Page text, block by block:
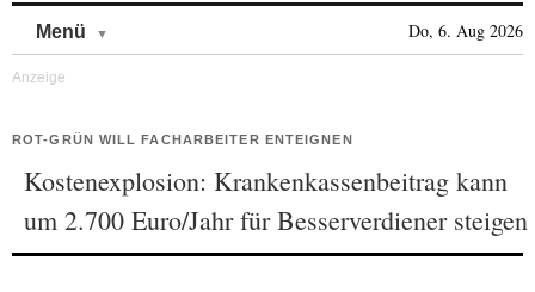
Menü Do, 6. Aug 2026
ROT-GRÜN WILL FACHARBEITER ENTEIGNEN
Kostenexplosion: Krankenkassenbeitrag kann
um 2.700 Euro/Jahr für Besserverdiener steigen